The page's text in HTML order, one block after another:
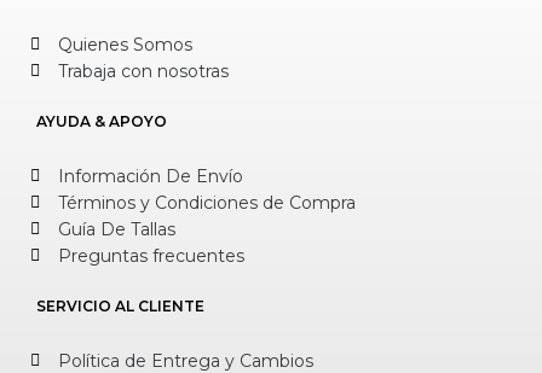
Quienes Somos
Trabaja con nosotras
AYUDA & APOYO
Información De Envío
Términos y Condiciones de Compra
Guía De Tallas
Preguntas frecuentes
SERVICIO AL CLIENTE
Política de Entrega y Cambios